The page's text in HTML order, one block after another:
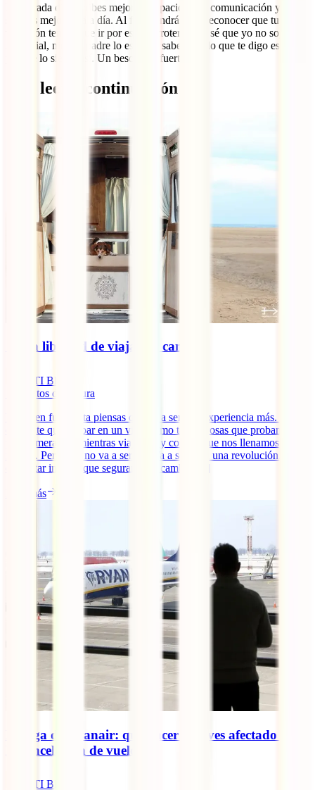
Patri, cada día escribes mejor, la capacidad de comunicación y de
síntesis mejora día a día. Al final tendrás que reconocer que tu
vocación tendrá que ir por esos derroteros. Ya sé que yo no soy
imparcial, ningún padre lo es, pero sabes que lo que te digo es
porque lo siento así. Un beso muy fuerte
Qué leer a continuación
🚐 La libertad de viajar en camper
IATI Blog
minutos de lectura
Viajar en furgoneta piensas que va a ser una experiencia más. Algo
diferente que probar en un viaje como tantas cosas que probamos
por primera vez mientras viajamos y con las que nos llenamos de
ilusión. Pero esto no va a ser así. Va a ser toda una revolución. Un
despertar interior que seguramente cambie [...]
Leer más
Huelga de Ryanair: qué hacer si te ves afectado por
la cancelación de vuelos
IATI Blog